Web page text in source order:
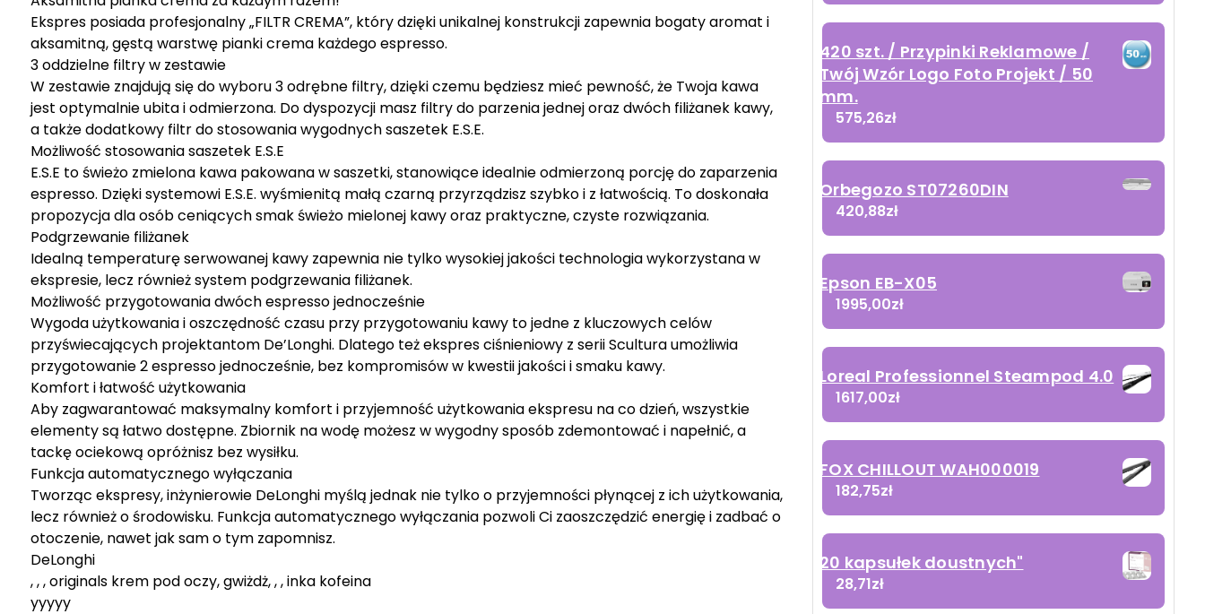
Ekspres posiada profesjonalny „FILTR CREMA”, który dzięki unikalnej konstrukcji zapewnia bogaty aromat i
aksamitną, gęstą warstwę pianki crema każdego espresso.
3 oddzielne filtry w zestawie
W zestawie znajdują się do wyboru 3 odrębne filtry, dzięki czemu będziesz mieć pewność, że Twoja kawa
jest optymalnie ubita i odmierzona. Do dyspozycji masz filtry do parzenia jednej oraz dwóch filiżanek kawy,
a także dodatkowy filtr do stosowania wygodnych saszetek E.S.E.
Możliwość stosowania saszetek E.S.E
E.S.E to świeżo zmielona kawa pakowana w saszetki, stanowiące idealnie odmierzoną porcję do zaparzenia
espresso. Dzięki systemowi E.S.E. wyśmienitą małą czarną przyrządzisz szybko i z łatwością. To doskonała
propozycja dla osób ceniących smak świeżo mielonej kawy oraz praktyczne, czyste rozwiązania.
Podgrzewanie filiżanek
Idealną temperaturę serwowanej kawy zapewnia nie tylko wysokiej jakości technologia wykorzystana w
ekspresie, lecz również system podgrzewania filiżanek.
Możliwość przygotowania dwóch espresso jednocześnie
Wygoda użytkowania i oszczędność czasu przy przygotowaniu kawy to jedne z kluczowych celów
przyświecających projektantom De’Longhi. Dlatego też ekspres ciśnieniowy z serii Scultura umożliwia
przygotowanie 2 espresso jednocześnie, bez kompromisów w kwestii jakości i smaku kawy.
Komfort i łatwość użytkowania
Aby zagwarantować maksymalny komfort i przyjemność użytkowania ekspresu na co dzień, wszystkie
elementy są łatwo dostępne. Zbiornik na wodę możesz w wygodny sposób zdemontować i napełnić, a
tackę ociekową opróżnisz bez wysiłku.
Funkcja automatycznego wyłączania
Tworząc ekspresy, inżynierowie DeLonghi myślą jednak nie tylko o przyjemności płynącej z ich użytkowania,
lecz również o środowisku. Funkcja automatycznego wyłączania pozwoli Ci zaoszczędzić energię i zadbać o
otoczenie, nawet jak sam o tym zapomnisz.
DeLonghi
, , , originals krem pod oczy, gwiżdż, , , inka kofeina
yyyyy
420 szt. / Przypinki Reklamowe /
Twój Wzór Logo Foto Projekt / 50
mm.
575,26zł
Orbegozo ST07260DIN
420,88zł
Epson EB-X05
1995,00zł
Loreal Professionnel Steampod 4.0
1617,00zł
FOX CHILLOUT WAH000019
182,75zł
20 kapsułek doustnych"
28,71zł